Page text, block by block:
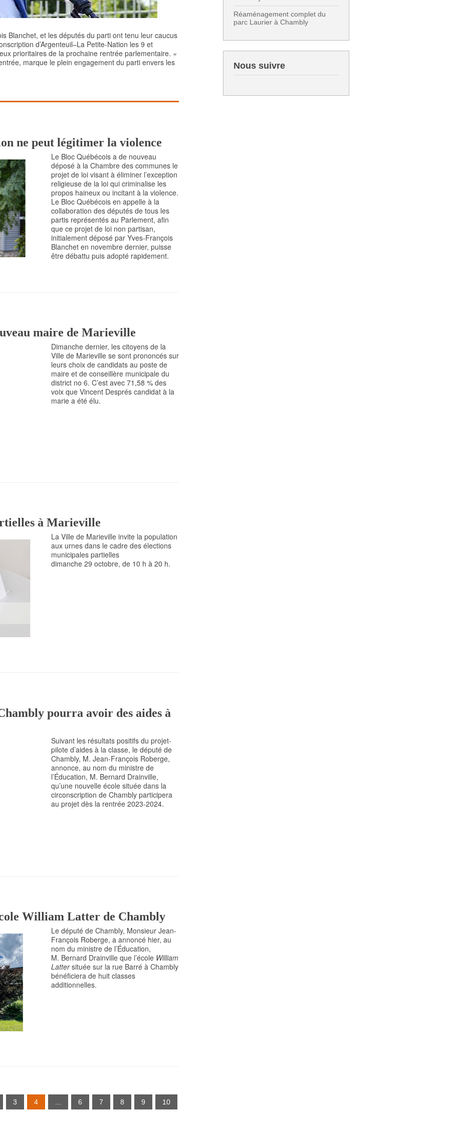
Blanchet, et les députés du parti ont tenu leur caucus
d’Argenteuil–La Petite-Nation les 9 et
prioritaires de la prochaine rentrée parlementaire. «
marque le plein engagement du parti envers les
ne peut légitimer la violence
Le Bloc Québécois a de nouveau
déposé à la Chambre des communes le
projet de loi visant à éliminer l’exception
religieuse de la loi qui criminalise les
propos haineux ou incitant à la violence.
Le Bloc Québécois en appelle à la
collaboration des députés de tous les
partis représentés au Parlement, afin
que ce projet de loi non partisan,
initialement déposé par Yves-François
Blanchet en novembre dernier, puisse
être débattu puis adopté rapidement.
maire de Marieville
Dimanche dernier, les citoyens de la
Ville de Marieville se sont prononcés sur
leurs choix de candidats au poste de
maire et de conseillère municipale du
district no 6. C’est avec 71,58 % des
voix que Vincent Després candidat à la
marie a été élu.
à Marieville
La Ville de Marieville invite la population
aux urnes dans le cadre des élections
municipales partielles
dimanche 29 octobre, de 10 h à 20 h.
pourra avoir des aides à
Suivant les résultats positifs du projet-
pilote d’aides à la classe, le député de
Chambly, M. Jean-François Roberge,
annonce, au nom du ministre de
l’Éducation, M. Bernard Drainville,
qu’une nouvelle école située dans la
circonscription de Chambly participera
au projet dès la rentrée 2023-2024.
William Latter de Chambly
Le député de Chambly, Monsieur Jean-
François Roberge, a annoncé hier, au
nom du ministre de l’Éducation,
M. Bernard Drainville que l’école William
Lattersituée sur la rue Barré à Chambly
bénéficiera de huit classes
additionnelles.
3 4 6 7 8 9 10
Réaménagement complet du
parc Laurier à Chambly
Nous suivre